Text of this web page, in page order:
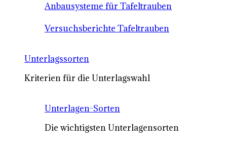
Anbausysteme für Tafeltrauben
Versuchsberichte Tafeltrauben
Unterlagssorten
Kriterien für die Unterlagswahl
Unterlagen-Sorten
Die wichtigsten Unterlagensorten